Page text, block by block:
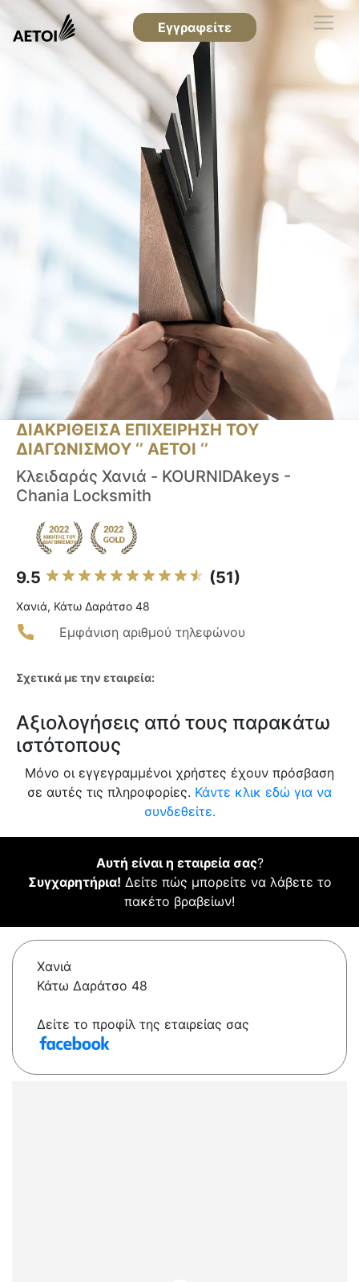
Εγγραφείτε
ΔΙΑΚΡΙΘΕΙΣΑ ΕΠΙΧΕΙΡΗΣΗ ΤΟΥ
ΔΙΑΓΩΝΙΣΜΟΥ ‘’ ΑΕΤΟΙ ‘’
Κλειδαράς Χανιά - KOURNIDAkeys -
Chania Locksmith
9.5 (51)
Χανιά, Κάτω Δαράτσο 48
Εμφάνιση αριθμού τηλεφώνου
Σχετικά με την εταιρεία:
Αξιολογήσεις από τους παρακάτω
ιστότοπους
Μόνο οι εγγεγραμμένοι χρήστες έχουν πρόσβαση
σε αυτές τις πληροφορίες. Κάντε κλικ εδώ για να
συνδεθείτε.
Αυτή είναι η εταιρεία σας?
Συγχαρητήρια! Δείτε πώς μπορείτε να λάβετε το
πακέτο βραβείων!
Χανιά
Κάτω Δαράτσο 48
Δείτε το προφίλ της εταιρείας σας